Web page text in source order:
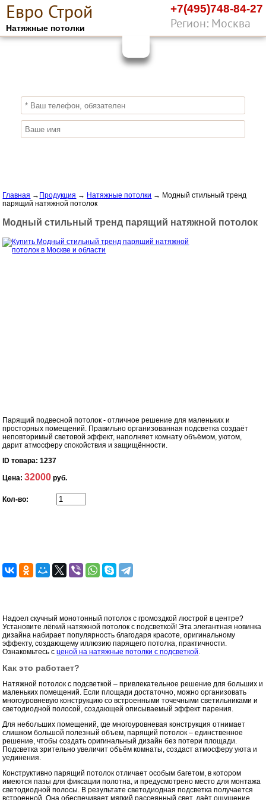
Евро Строй
Натяжные потолки
+7(495)748-84-27
Регион: Москва
ПОЛУЧИ СКИДКУ10%
Главная → Продукция → Натяжные потолки → Модный стильный тренд
парящий натяжной потолок
Модный стильный тренд парящий натяжной потолок
Парящий подвесной потолок - отличное решение для маленьких и
просторных помещений. Правильно организованная подсветка создаёт
неповторимый световой эффект, наполняет комнату объёмом, уютом,
дарит атмосферу спокойствия и защищённости.
ID товара: 1237
Цена:32000 руб.
Кол-во:
Надоел скучный монотонный потолок с громоздкой люстрой в центре?
Установите лёгкий натяжной потолок с подсветкой! Эта элегантная новинка
дизайна набирает популярность благодаря красоте, оригинальному
эффекту, создающему иллюзию парящего потолка, практичности.
Ознакомьтесь сценой на натяжные потолки с подсветкой.
Как это работает?
Натяжной потолок с подсветкой – привлекательное решение для больших и
маленьких помещений. Если площади достаточно, можно организовать
многоуровневую конструкцию со встроенными точечными светильниками и
светодиодной полосой, создающей описываемый эффект парения.
Для небольших помещений, где многоуровневая конструкция отнимает
слишком большой полезный объем, парящий потолок – единственное
решение, чтобы создать оригинальный дизайн без потери площади.
Подсветка зрительно увеличит объём комнаты, создаст атмосферу уюта и
уединения.
Конструктивно парящий потолок отличает особым багетом, в котором
имеются пазы для фиксации полотна, и предусмотрено место для монтажа
светодиодной полосы. В результате светодиодная подсветка получается
встроенной. Она обеспечивает мягкий рассеянный свет, даёт ощущение,